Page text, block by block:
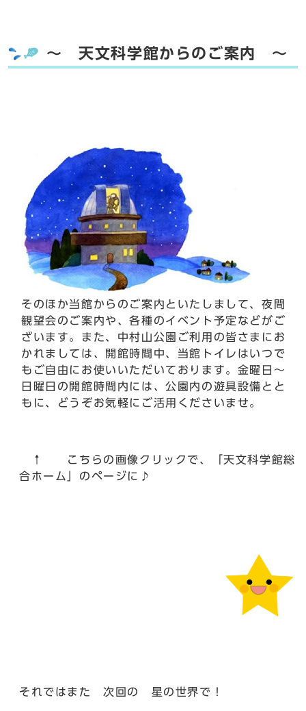
～ 天文科学館からのご案内 ～
そのほか当館からのご案内といたしまして、夜間
観望会のご案内や、各種のイベント予定などがご
ざいます。また、中村山公園ご利用の皆さまにお
かれましては、開館時間中、当館トイレはいつで
もご自由にお使いいただいております。金曜日～
日曜日の開館時間内には、公園内の遊具設備とと
もに、どうぞお気軽にご活用くださいませ。
↑ こちらの画像クリックで、「天文科学館総
合ホーム」のページに♪
それではまた 次回の 星の世界で！